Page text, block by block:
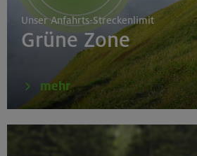
Unser Anfahrts-Streckenlimit
Grüne Zone
mehr